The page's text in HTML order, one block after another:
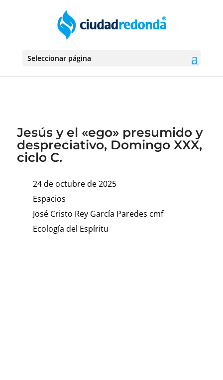
Seleccionar página
Jesús y el «ego» presumido y
despreciativo, Domingo XXX,
ciclo C.
24 de octubre de 2025
Espacios
José Cristo Rey García Paredes cmf
Ecología del Espíritu